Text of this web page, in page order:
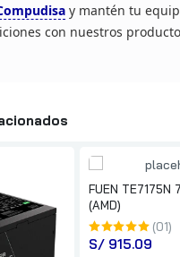
y mantén tu
con nuestros
FUEN TE7175N
(AMD)
(01)
S/ 915.09